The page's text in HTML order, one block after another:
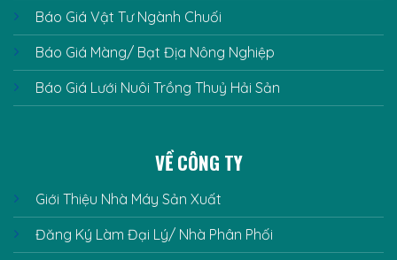
Báo Giá Vật Tư Ngành Chuối
Báo Giá Màng/ Bạt Địa Nông Nghiệp
Báo Giá Lưới Nuôi Trồng Thuỷ Hải Sản
VỀ CÔNG TY
Giới Thiệu Nhà Máy Sản Xuất
Đăng Ký Làm Đại Lý/ Nhà Phân Phối